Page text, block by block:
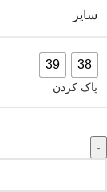
سایز
38
39
پاک کردن